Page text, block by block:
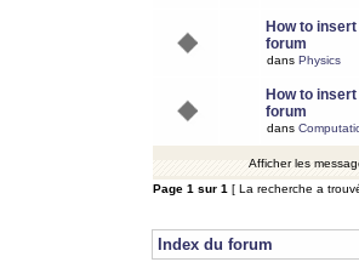
How to
forum
dans Physics
How to
forum
dans
Afficher les
Page 1 sur 1 [ La recherche a
Index du forum